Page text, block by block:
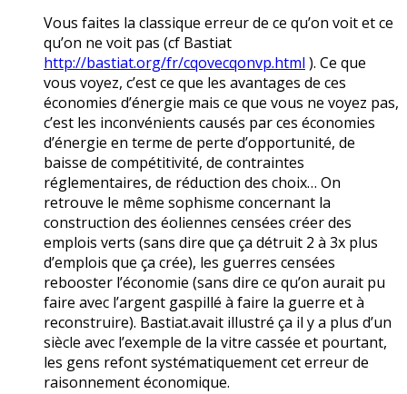
Vous faites la classique erreur de ce qu’on voit et ce
qu’on ne voit pas (cf Bastiat
http://bastiat.org/fr/cqovecqonvp.html ). Ce que
vous voyez, c’est ce que les avantages de ces
économies d’énergie mais ce que vous ne voyez pas,
c’est les inconvénients causés par ces économies
d’énergie en terme de perte d’opportunité, de
baisse de compétitivité, de contraintes
réglementaires, de réduction des choix… On
retrouve le même sophisme concernant la
construction des éoliennes censées créer des
emplois verts (sans dire que ça détruit 2 à 3x plus
d’emplois que ça crée), les guerres censées
rebooster l’économie (sans dire ce qu’on aurait pu
faire avec l’argent gaspillé à faire la guerre et à
reconstruire). Bastiat.avait illustré ça il y a plus d’un
siècle avec l’exemple de la vitre cassée et pourtant,
les gens refont systématiquement cet erreur de
raisonnement économique.